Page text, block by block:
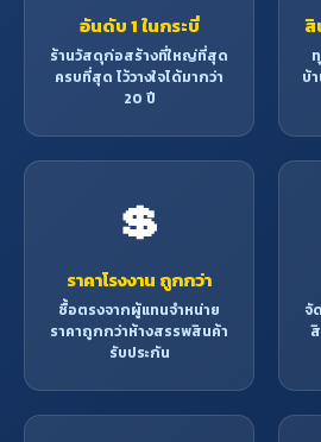
อันดับ 1 ในกระบี่
ร้านวัสดุก่อสร้างที่ใหญ่ที่สุด
ครบที่สุด ไว้วางใจได้มากว่า
20 ปี
สิ
บ้
💲
ราคาโรงงาน ถูกกว่า
ซื้อตรงจากผู้แทนจำหน่าย
ราคาถูกกว่าห้างสรรพสินค้า
รับประกัน
จั